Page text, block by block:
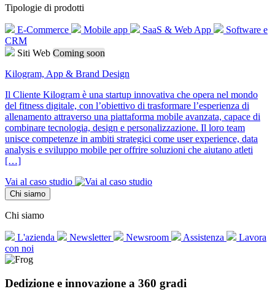
Tipologie di prodotti
E-Commerce Mobile app SaaS & Web App
Software e
CRM
Siti Web Coming soon
Kilogram, App & Brand Design
Il Cliente Kilogram è una startup innovativa che opera nel mondo
del fitness digitale, con l’obiettivo di trasformare l’esperienza di
allenamento attraverso una piattaforma mobile avanzata, capace di
combinare tecnologia, design e personalizzazione. Il loro team
unisce competenze in ambiti strategici come user experience, data
analysis e sviluppo mobile per offrire soluzioni che aiutano atleti
[…]
Vai al caso studio
Chi siamo
Chi siamo
L'azienda Newsletter Newsroom Assistenza
Lavora
con noi
Dedizione e innovazione a 360 gradi